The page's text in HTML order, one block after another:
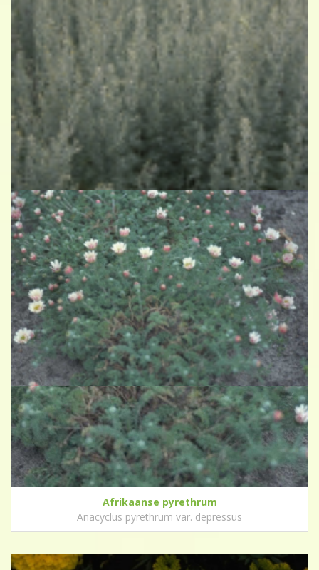
Absintalsem
Artemisia absinthium
Afrikaanse pyrethrum
Anacyclus pyrethrum var. depressus